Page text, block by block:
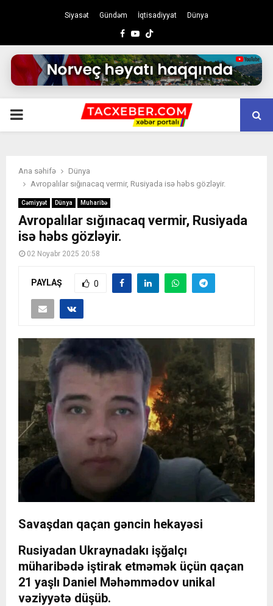
Siyasət Gündəm İqtisadiyyat Dünya
Facebook
Youtube
PRIMARY
Ana səhifə
Dünya
Avropalılar sığınacaq vermir, Rusiyada isə həbs gözləyir.
Cəmiyyət Dünya Muharibə
Avropalılar sığınacaq vermir, Rusiyada
isə həbs gözləyir.
02 Noyabr 2025 20:58
PAYLAŞ 0
Savaşdan qaçan gəncin hekayəsi
Rusiyadan Ukraynadakı işğalçı
müharibədə iştirak etməmək üçün qaçan
21 yaşlı Daniel Məhəmmədov unikal
vəziyyətə düşüb.